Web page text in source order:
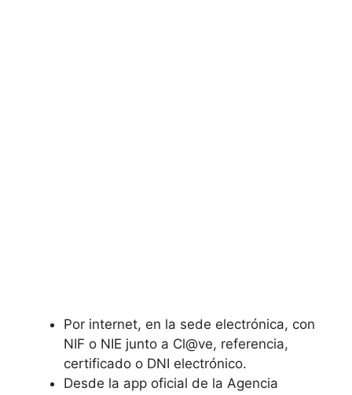
Por internet, en la sede electrónica, con
NIF o NIE junto a Cl@ve, referencia,
certificado o DNI electrónico.
Desde la app oficial de la Agencia